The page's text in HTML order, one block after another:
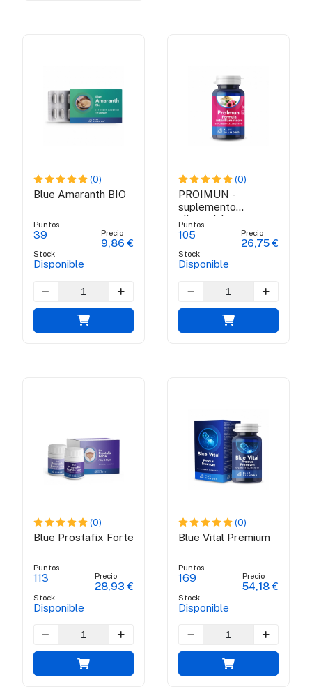
(0)
Blue Amaranth BIO
Puntos
39
Stock
Disponible
Precio
9,86 €
(0)
PROIMUN -
suplemento
alimenticio para
fortalecer la
Puntos
105
Stock
Disponible
Precio
26,75 €
(0)
Blue Prostafix Forte
Puntos
113
Stock
Disponible
Precio
28,93 €
(0)
Blue Vital Premium
Puntos
169
Stock
Disponible
Precio
54,18 €